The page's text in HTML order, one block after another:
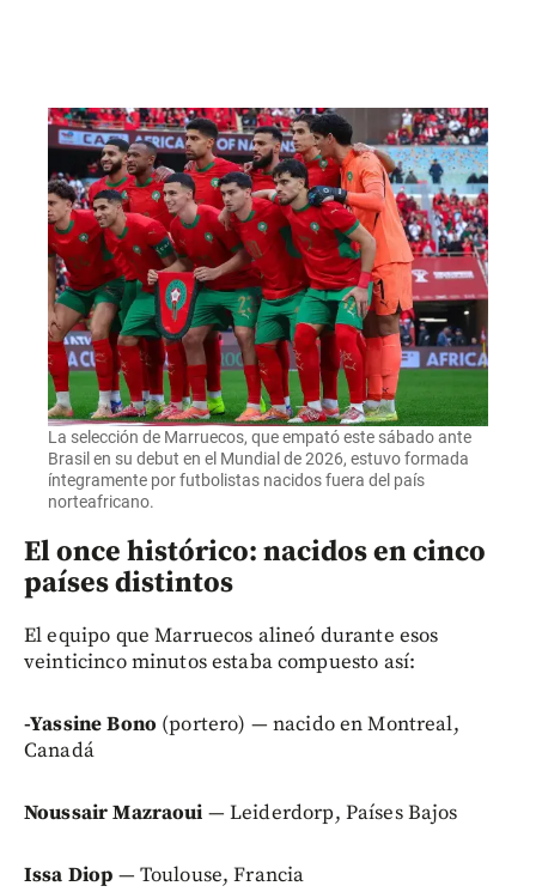
La selección de Marruecos, que empató este sábado ante
Brasil en su debut en el Mundial de 2026, estuvo formada
íntegramente por futbolistas nacidos fuera del país
norteafricano.
El once histórico: nacidos en cinco
países distintos
El equipo que Marruecos alineó durante esos
veinticinco minutos estaba compuesto así:
-Yassine Bono (portero) — nacido en Montreal,
Canadá
Noussair Mazraoui — Leiderdorp, Países Bajos
Issa Diop — Toulouse, Francia